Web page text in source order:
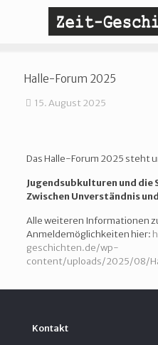
Halle-Forum 2025
15. August 2025
Das Halle-Forum 2025 steht
Jugendsubkulturen und die
Zwischen Unverständnis
Alle weiteren Informationen
Anmeldemöglichkeiten hier:
geschichten.de/wp-
content/uploads/2025/08/
Kontakt